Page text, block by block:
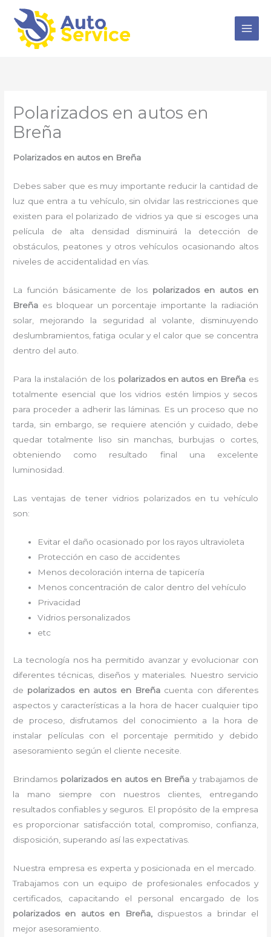
contenido
Polarizados en autos en
Breña
Polarizados en autos en Breña
Debes saber que es muy importante reducir la cantidad de
luz que entra a tu vehículo, sin olvidar las restricciones que
existen para el polarizado de vidrios ya que si escoges una
película de alta densidad disminuirá la detección de
obstáculos, peatones y otros vehículos ocasionando altos
niveles de accidentalidad en vías.
La función básicamente de los polarizados en autos en
Breña es bloquear un porcentaje importante la radiación
solar, mejorando la seguridad al volante, disminuyendo
deslumbramientos, fatiga ocular y el calor que se concentra
dentro del auto.
Para la instalación de los polarizados en autos en Breña es
totalmente esencial que los vidrios estén limpios y secos
para proceder a adherir las láminas. Es un proceso que no
tarda, sin embargo, se requiere atención y cuidado, debe
quedar totalmente liso sin manchas, burbujas o cortes,
obteniendo como resultado final una excelente
luminosidad.
Las ventajas de tener vidrios polarizados en tu vehículo
son:
Evitar el daño ocasionado por los rayos ultravioleta
Protección en caso de accidentes
Menos decoloración interna de tapicería
Menos concentración de calor dentro del vehículo
Privacidad
Vidrios personalizados
etc
La tecnología nos ha permitido avanzar y evolucionar con
diferentes técnicas, diseños y materiales. Nuestro servicio
de polarizados en autos en Breñacuenta con diferentes
aspectos y características a la hora de hacer cualquier tipo
de proceso, disfrutamos del conocimiento a la hora de
instalar películas con el porcentaje permitido y debido
asesoramiento según el cliente necesite.
Brindamos polarizados en autos en Breñay trabajamos de
la mano siempre con nuestros clientes, entregando
resultados confiables y seguros. El propósito de la empresa
es proporcionar satisfacción total, compromiso, confianza,
disposición, superando así las expectativas.
Nuestra empresa es experta y posicionada en el mercado.
Trabajamos con un equipo de profesionales enfocados y
certificados, capacitando el personal encargado de los
polarizados en autos en Breña, dispuestos a brindar el
mejor asesoramiento.